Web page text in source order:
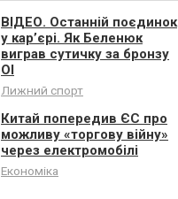
ВІДЕО. Останній поєдинок
у кар’єрі. Як Беленюк
виграв сутичку за бронзу
ОІ
Лижний спорт
Китай попередив ЄС про
можливу «торгову війну»
через електромобілі
Економіка